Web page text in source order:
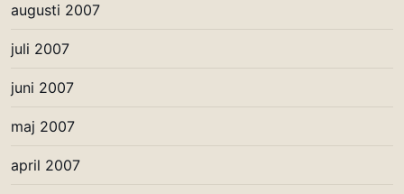
augusti 2007
juli 2007
juni 2007
maj 2007
april 2007